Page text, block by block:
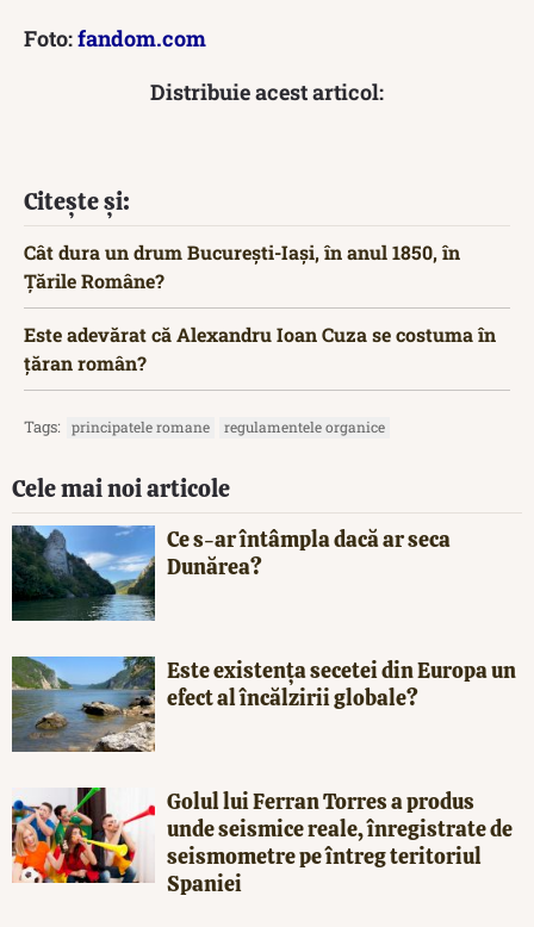
Foto:fandom.com
Distribuie acest articol:
Citește și:
Cât dura un drum București-Iași, în anul 1850, în
Țările Române?
Este adevărat că Alexandru Ioan Cuza se costuma în
țăran român?
Tags: principatele romane regulamentele organice
Cele mai noi articole
Ce s-ar întâmpla dacă ar seca
Dunărea?
Este existența secetei din Europa un
efect al încălzirii globale?
Golul lui Ferran Torres a produs
unde seismice reale, înregistrate de
seismometre pe întreg teritoriul
Spaniei